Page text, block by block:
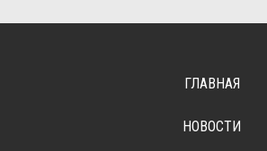
ГЛАВНАЯ
НОВОСТИ